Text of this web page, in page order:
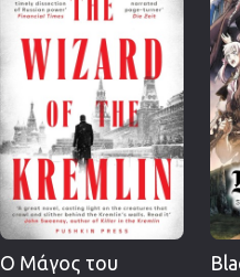
Ο Μάγος του